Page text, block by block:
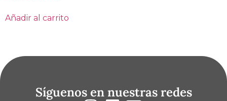
Añadir al carrito
Síguenos en nuestras redes